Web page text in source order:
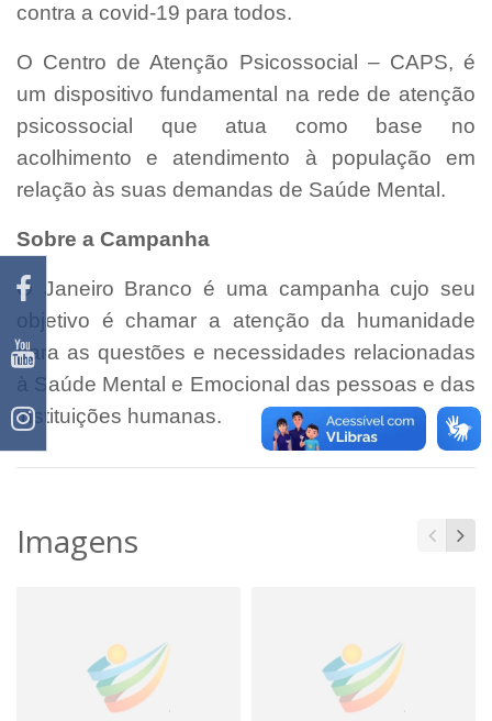
contra a covid-19 para todos.
O Centro de Atenção Psicossocial – CAPS, é
um dispositivo fundamental na rede de atenção
psicossocial que atua como base no
acolhimento e atendimento à população em
relação às suas demandas de Saúde Mental.
Sobre a Campanha
O Janeiro Branco é uma campanha cujo seu
objetivo é chamar a atenção da humanidade
para as questões e necessidades relacionadas
à Saúde Mental e Emocional das pessoas e das
instituições humanas.
Imagens